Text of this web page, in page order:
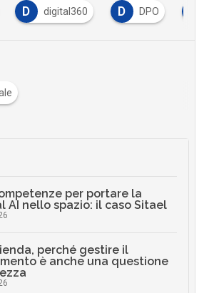
DPO F faggioli P
per portare la
AI nello spazio: il caso Sitael
perché gestire il
è anche una questione